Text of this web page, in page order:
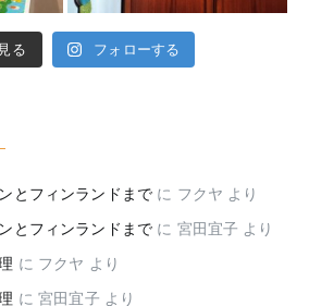
る フォローする
とフィンランドまで に フクヤ より
とフィンランドまで に 宮田宜子 より
に フクヤ より
に宮田宜子 より